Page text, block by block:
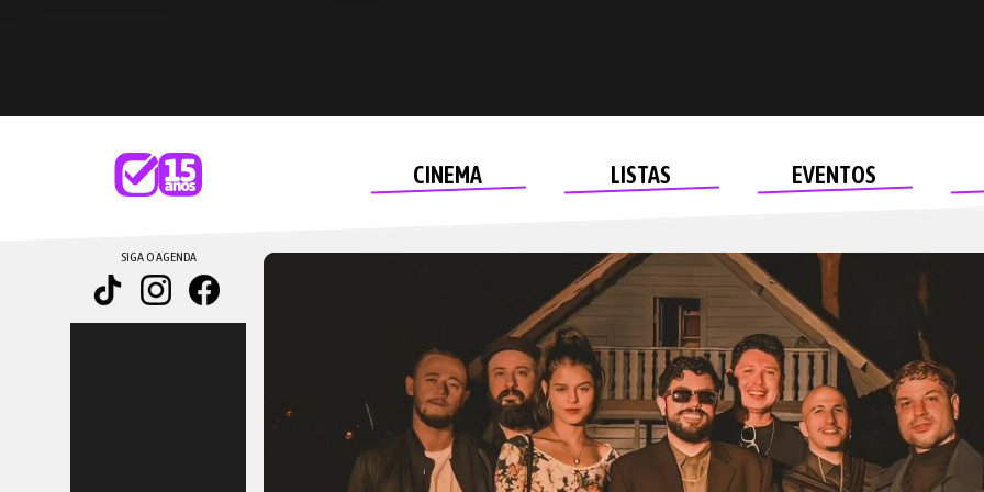
CINEMA LISTAS EVENTOS
SIGA O AGENDA